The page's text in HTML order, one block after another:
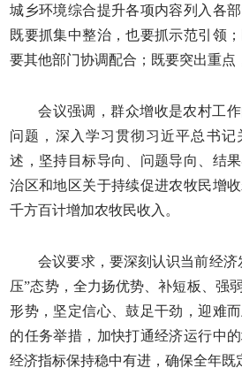
城乡环境综合提升各项内容列入各
既要抓集中整治，也要抓示范引领
要其他部门协调配合；既要突出重点
会议强调，群众增收是农村工
问题，深入学习贯彻习近平总书记
述，坚持目标导向、问题导向、结
治区和地区关于持续促进农牧民增
千方百计增加农牧民收入。
会议要求，要深刻认识当前经济
压”态势，全力扬优势、补短板、强
形势，坚定信心、鼓足干劲，迎难
的任务举措，加快打通经济运行中
经济指标保持稳中有进，确保全年既